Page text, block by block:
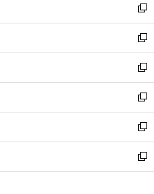
く
で
開
く
ド
ウ
で
開
く
ィ
ン
ド
ウ
で
開
く
い
ウ
ィ
ン
ド
ウ
で
開
く
新
し
い
ウ
ィ
ン
ド
ウ
で
開
く
新
し
い
ウ
ィ
ン
ド
ウ
で
開
新
し
い
ウ
ィ
ン
ド
ウ
新
し
い
ウ
ィ
ン
新
し
い
ウ
新
し